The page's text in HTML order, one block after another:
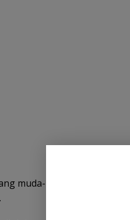
muda-muda banyak